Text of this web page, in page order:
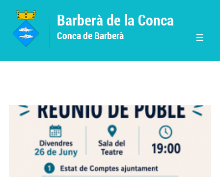
Barberà de la Conca
Conca de Barberà